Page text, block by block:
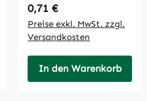
Regulärer Preis:
0,71 €
Preise exkl. MwSt. zzgl.
Versandkosten
In den Warenkorb